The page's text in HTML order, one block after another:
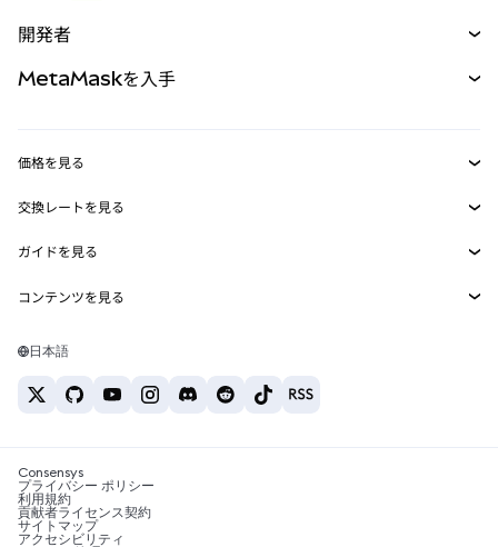
パーペチュアル
RWA
開発者
MetaMask Connect
Snaps
Web3サービス
MetaMaskを入手
セキュリティ
サポート
キャリア
お問い合わせ
価格を見る
イーサリアムの価格
Solanaの価格
Tetherの価格
交換レートを見る
ETH→USD
USDT→INR
BTC→INR
ETH→USDT
ガイドを見る
ETHの購入
USDTの購入
SHIBの購入
BNBの購入
コンテンツを見る
Solanaウォレット
税制関連ニュース
暗号資産の購入方法は？
日本語
Consensys
プライバシー ポリシー
利用規約
貢献者ライセンス契約
サイトマップ
アクセシビリティ